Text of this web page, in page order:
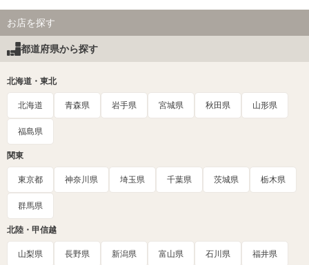
お店を探す
都道府県から探す
北海道・東北
北海道 青森県 岩手県 宮城県 秋田県 山形県
福島県
関東
東京都 神奈川県 埼玉県 千葉県 茨城県 栃木県
群馬県
北陸・甲信越
山梨県 長野県 新潟県 富山県 石川県 福井県